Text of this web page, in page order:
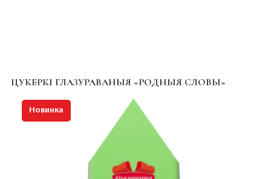
ЦУКЕРКІ ГЛАЗУРАВАНЫЯ «РОДНЫЯ СЛОВЫ»
Новинка